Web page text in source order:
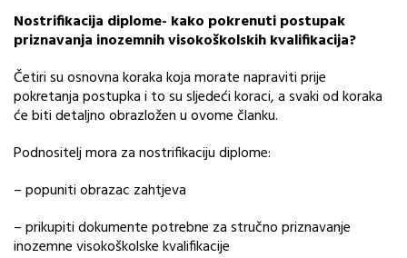
Nostrifikacija diplome- kako pokrenuti postupak
priznavanja inozemnih visokoškolskih kvalifikacija?
Četiri su osnovna koraka koja morate napraviti prije
pokretanja postupka i to su sljedeći koraci, a svaki od koraka
će biti detaljno obrazložen u ovome članku.
Podnositelj mora za nostrifikaciju diplome:
– popuniti obrazac zahtjeva
– prikupiti dokumente potrebne za stručno priznavanje
inozemne visokoškolske kvalifikacije